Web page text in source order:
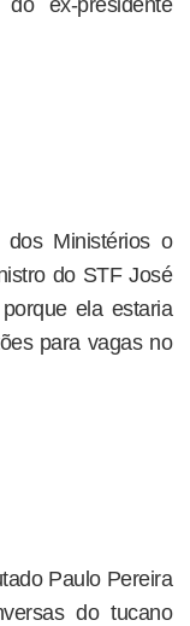
Ministérios o
do STF José
ela estaria
para vagas no
Paulo Pereira
do tucano